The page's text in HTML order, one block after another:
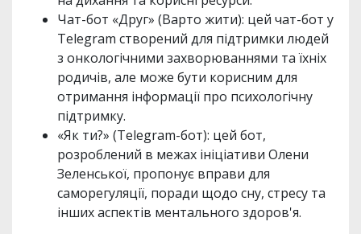
Чат-бот «Друг» (Варто жити): цей чат-бот у
Telegram створений для підтримки людей
з онкологічними захворюваннями та їхніх
родичів, але може бути корисним для
отримання інформації про психологічну
підтримку.
«Як ти?» (Telegram-бот): цей бот,
розроблений в межах ініціативи Олени
Зеленської, пропонує вправи для
саморегуляції, поради щодо сну, стресу та
інших аспектів ментального здоров'я.